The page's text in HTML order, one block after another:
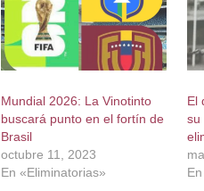
Mundial 2026: La Vinotinto
buscará punto en el fortín de
Brasil
octubre 11, 2023
En «Eliminatorias»
El
su